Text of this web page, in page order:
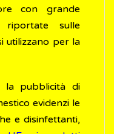
con grande
riportate sulle
utilizzano per la
la pubblicità di
evidenzi le
e disinfettanti,